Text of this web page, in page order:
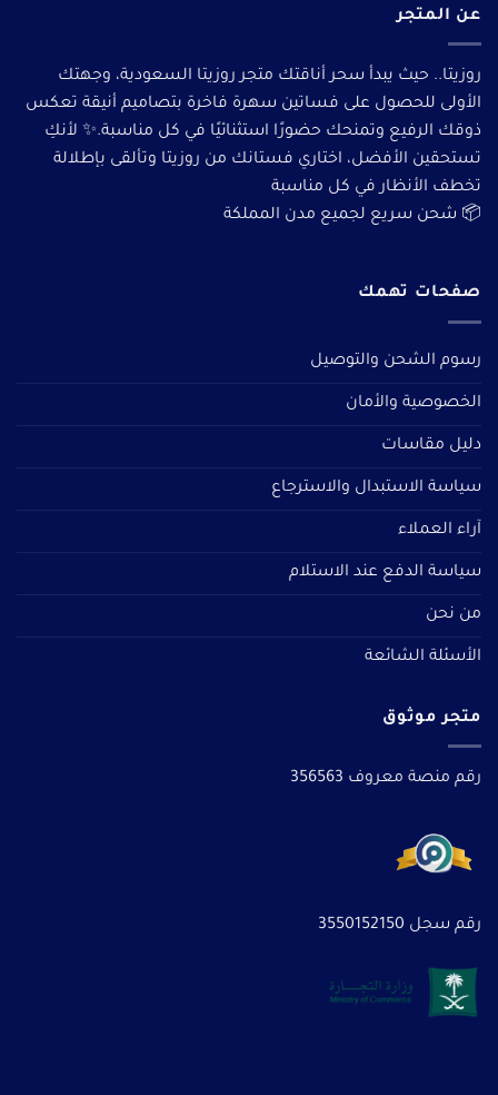
عن المتجر
روزيتا.. حيث يبدأ سحر أناقتك متجر روزيتا السعودية، وجهتك
الأولى للحصول على فساتين سهرة فاخرة بتصاميم أنيقة تعكس
ذوقك الرفيع وتمنحك حضورًا استثنائيًا في كل مناسبة.✨ لأنكِ
تستحقين الأفضل، اختاري فستانك من روزيتا وتألقى بإطلالة
تخطف الأنظار في كل مناسبة
📦 شحن سريع لجميع مدن المملكة
صفحات تهمك
رسوم الشحن والتوصيل
الخصوصية والأمان
دليل مقاسات
سياسة الاستبدال والاسترجاع
آراء العملاء
سياسة الدفع عند الاستلام
من نحن
الأسئلة الشائعة
متجر موثوق
رقم منصة معروف 356563
رقم سجل 3550152150